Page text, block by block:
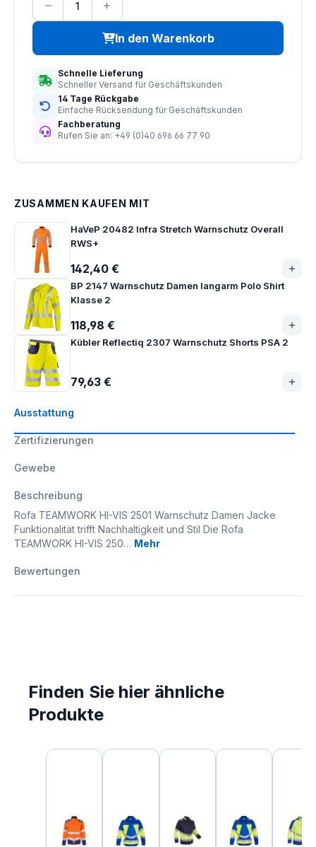
Ausstattung
Zertifizierungen
Gewebe
Beschreibung
Rofa TEAMWORK HI-VIS 2501 Warnschutz Damen Jacke
Funktionalität trifft Nachhaltigkeit und Stil Die Rofa
TEAMWORK HI-VIS 250… Mehr
Bewertungen
In den Warenkorb
Schnelle Lieferung
Schneller Versand für Geschäftskunden
14 Tage Rückgabe
Einfache Rücksendung für Geschäftskunden
Fachberatung
Rufen Sie an: +49 (0)40 696 66 77 90
ZUSAMMEN KAUFEN MIT
HaVeP 20482 Infra Stretch Warnschutz Overall
RWS+
142,40 €
BP 2147 Warnschutz Damen langarm Polo Shirt
Klasse 2
118,98 €
Kübler Reflectiq 2307 Warnschutz Shorts PSA 2
79,63 €
Finden Sie hier ähnliche
Produkte
Produktgalerie überspringen